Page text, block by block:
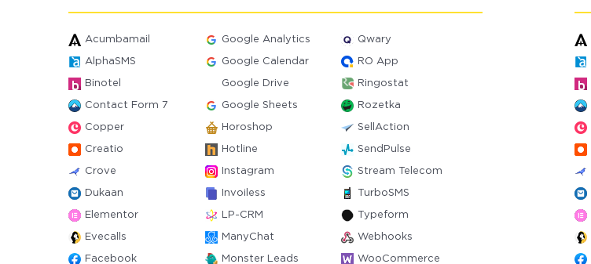
Acumbamail Google Analytics Qwary
AlphaSMS Google Calendar RO App
Binotel Google Drive Ringostat
Contact Form 7 Google Sheets Rozetka
Copper Horoshop SellAction
Creatio Hotline SendPulse
Crove Instagram Stream Telecom
Dukaan Invoiless TurboSMS
Elementor LP-CRM Typeform
Evecalls ManyChat Webhooks
Facebook Monster Leads WooCommerce